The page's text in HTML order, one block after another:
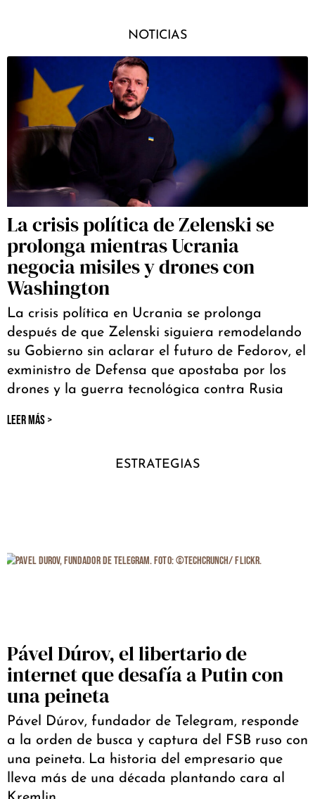
NOTICIAS
La crisis política de Zelenski se
prolonga mientras Ucrania
negocia misiles y drones con
Washington
La crisis política en Ucrania se prolonga
después de que Zelenski siguiera remodelando
su Gobierno sin aclarar el futuro de Fedorov, el
exministro de Defensa que apostaba por los
drones y la guerra tecnológica contra Rusia
LEER MÁS >
ESTRATEGIAS
Pável Dúrov, el libertario de
internet que desafía a Putin con
una peineta
Pável Dúrov, fundador de Telegram, responde
a la orden de busca y captura del FSB ruso con
una peineta. La historia del empresario que
lleva más de una década plantando cara al